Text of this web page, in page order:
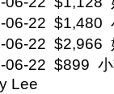
06-22 $1,480
06-22 $2,966
06-22 $899
Lee